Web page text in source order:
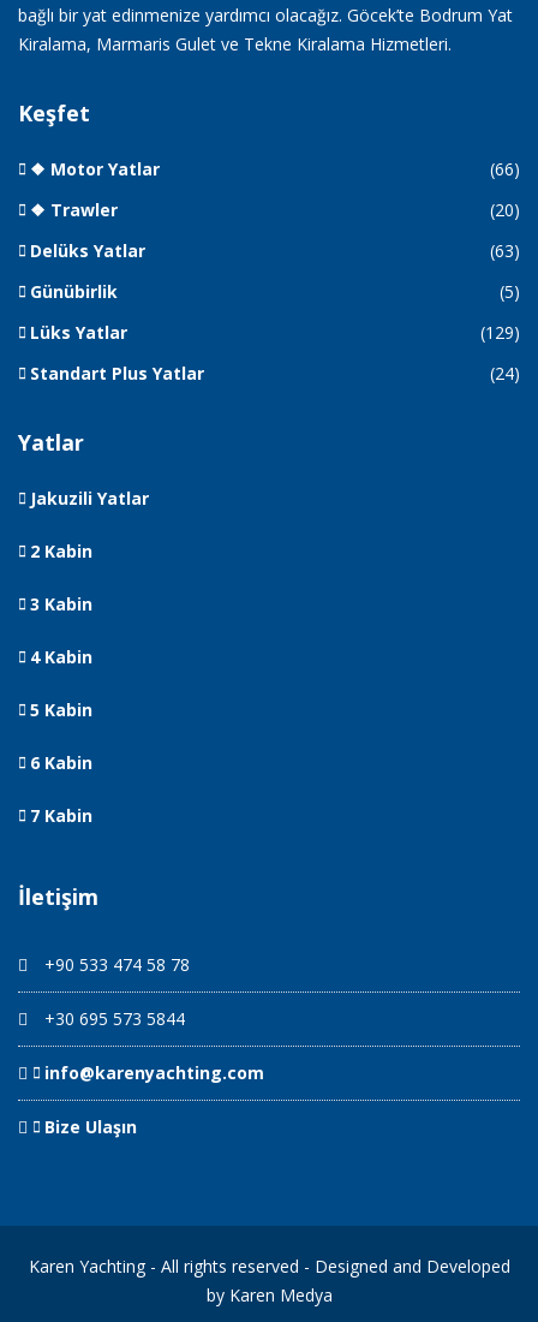
bağlı bir yat edinmenize yardımcı olacağız. Göcek’te Bodrum Yat
Kiralama, Marmaris Gulet ve Tekne Kiralama Hizmetleri.
Keşfet
❖ Motor Yatlar
(66)
❖ Trawler
(20)
Delüks Yatlar
(63)
Günübirlik
(5)
Lüks Yatlar
(129)
Standart Plus Yatlar
(24)
Yatlar
Jakuzili Yatlar
2 Kabin
3 Kabin
4 Kabin
5 Kabin
6 Kabin
7 Kabin
İletişim
+90 533 474 58 78
+30 695 573 5844
info@karenyachting.com
Bize Ulaşın
Karen Yachting - All rights reserved - Designed and Developed
by Karen Medya